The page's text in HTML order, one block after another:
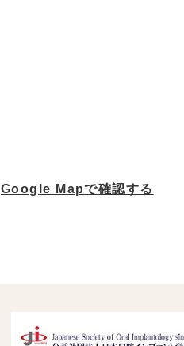
Google Mapで確認する